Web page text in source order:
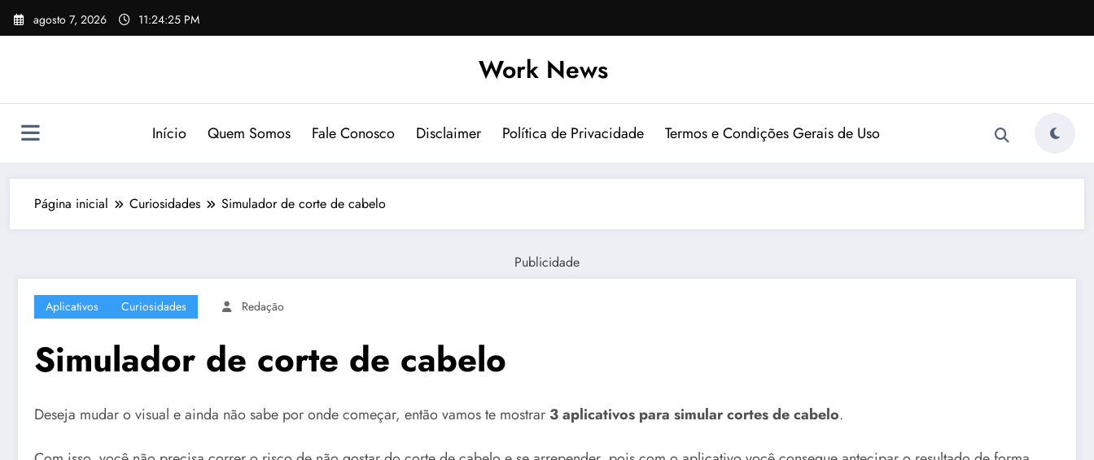
Pular
para
agosto 7, 2026 11:24:26 PM
Work News
Início Quem Somos Fale Conosco Disclaimer Política de Privacidade Termos e Condições Gerais de Uso
Página inicial Curiosidades Simulador de corte de cabelo
Publicidade
Aplicativos Curiosidades Redação
Simulador de corte de cabelo
Deseja mudar o visual e ainda não sabe por onde começar, então vamos te mostrar 3 aplicativos para simular cortes de cabelo.